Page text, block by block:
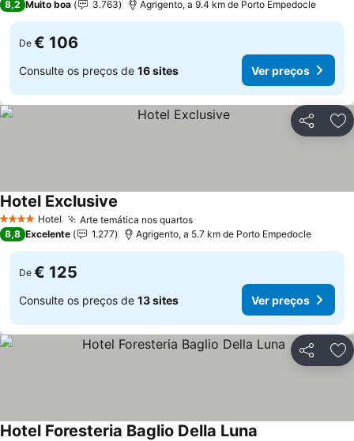
8,2 Muito boa 3.763 Agrigento, a 9.4 km de Porto Empedocle
De € 106
Consulte os preços de 16 sites Ver preços
Partilhar
4 EstrelasHotel Arte temática nos quartos
Hotel Exclusive
8,8 Excelente 1.277 Agrigento, a 5.7 km de Porto Empedocle
De € 125
Consulte os preços de 13 sites Ver preços
Partilhar
Hotel Foresteria Baglio Della Luna